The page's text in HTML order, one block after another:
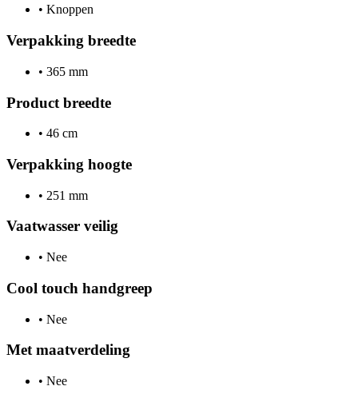
• Knoppen
Verpakking breedte
• 365 mm
Product breedte
• 46 cm
Verpakking hoogte
• 251 mm
Vaatwasser veilig
• Nee
Cool touch handgreep
• Nee
Met maatverdeling
• Nee